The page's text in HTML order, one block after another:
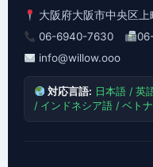
大阪府大阪市中央区
06-6940-7630
info@willow.ooo
対応言語: 日本語 / 英
/ インドネシア語 / ベト